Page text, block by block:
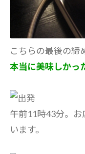
こちらの最後の締
本当に美味しかっ
午前11時43分。
います。